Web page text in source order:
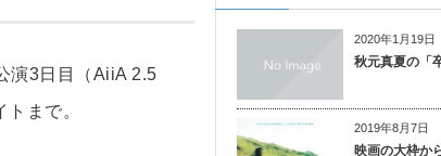
演3日目（AiiA 2.5
まで。
2020年1月19日
秋元真夏の「
2019年8月7日
映画の大枠か